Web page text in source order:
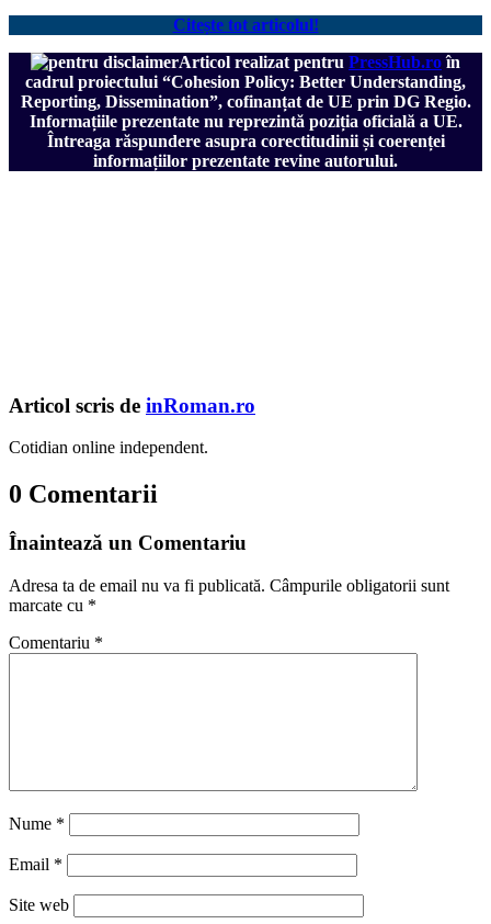
Citește tot articolul!
Articol realizat pentru PressHub.roîn
cadrul proiectului “Cohesion Policy: Better Understanding,
Reporting, Dissemination”, cofinanțat de UE prin DG Regio.
Informațiile prezentate nu reprezintă poziția oficială a UE.
Întreaga răspundere asupra corectitudinii și coerenței
informațiilor prezentate revine autorului.
Articol scris de inRoman.ro
Cotidian online independent.
0 Comentarii
Înaintează un Comentariu
Adresa ta de email nu va fi publicată. Câmpurile obligatorii sunt
marcate cu *
Comentariu *
Nume *
Email *
Site web